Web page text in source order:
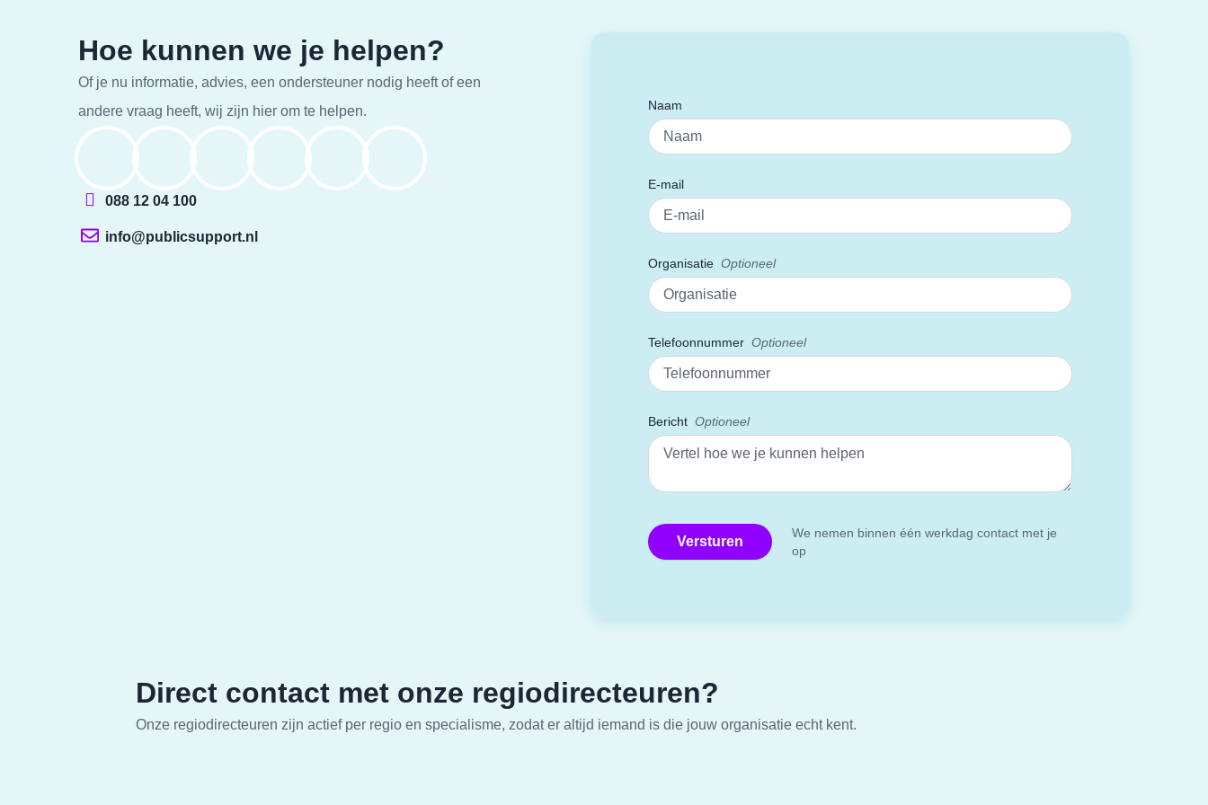
Hoe kunnen we je helpen?
Of je nu informatie, advies, een ondersteuner nodig heeft of een
andere vraag heeft, wij zijn hier om te helpen.
088 12 04 100
info@publicsupport.nl
Naam
E-mail
Organisatie
Telefoonnummer
Bericht
We nemen binnen één werkdag contact met je
op
Direct contact met onze regiodirecteuren?
Onze regiodirecteuren zijn actief per regio en specialisme, zodat er altijd iemand is die jouw organisatie echt kent.